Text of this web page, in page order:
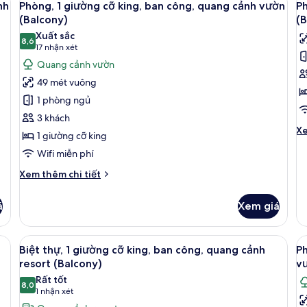
1
giường
cỡ
king,
ban
công,
quang
cảnh
vườn
(Balcony)
ngủ
tất
cả
ảnh
Phòng,
1
giường
cỡ
king,
ban
công,
quang
(Balcony)
11
Phòng, 1 giường cỡ king, ban công, quang cảnh vườn
(Balcony)
8,68,6 trên 10
Xuất sắc
17 nhận xét
(17
nhận
xét)
Quang cảnh vườn
49 mét vuông
1 phòng ngủ
3 khách
1 giường cỡ king
Wifi miễn phí
Xem thêm chi tiết
Chi
Phòng,
giường
cỡ
ban
công,
Xem giá
2
hồ
nệm có lớp đệm bông
Xem
tất
cả
ảnh
Biệt thự, 1 giường cỡ king, ban
9
Biệt thự, 1 giường cỡ king, ban công, quang cảnh
resort (Balcony)
8,08,0 trên 10
Rất tốt
1 nhận xét
(1
cả